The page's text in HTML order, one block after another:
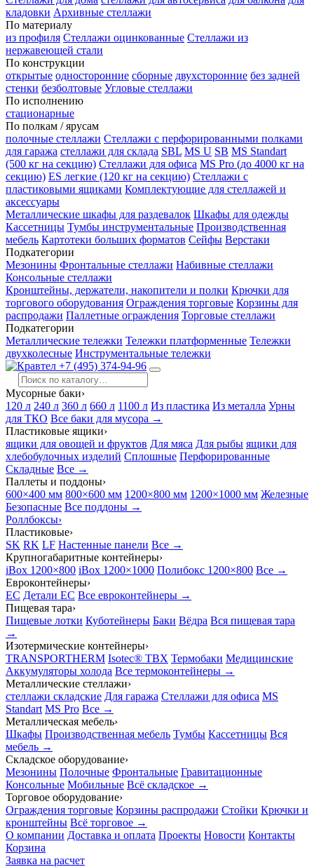
кладовки Архивные стеллажи
По материалу
из профиля Стеллажи оцинкованные Стеллажи из
нержавеющей стали
По конструкции
открытые односторонние сборные двухсторонние без задней
стенки безболтовые Угловые стеллажи
По исполнению
стационарные
По полкам / ярусам
полочные стеллажи Стеллажи с перфорированными полками
для гаража стеллажи для склада SBL MS U SB MS Standart
(500 кг на секцию) Стеллажи для офиса MS Pro (до 4000 кг на
секцию) ES легкие (120 кг на секцию) Стеллажи с
пластиковыми ящиками Комплектующие для стеллажей и
аксессуары
Металлические шкафы для раздевалок Шкафы для одежды
Кассетницы Тумбы инструментальные Производственная
мебель Картотеки больших форматов Сейфы Верстаки
Подкатегории
Мезонины Фронтальные стеллажи Набивные стеллажи
Консольные стеллажи
Кронштейны, держатели, накопители и полки Крючки для
торгового оборудования Ограждения торговые Корзины для
распродажи Паллетные ограждения Торговые стеллажи
Подкатегории
Металлические тележки Тележки платформенные Тележки
двухколесные Инструментальные тележки
+7 (495) 374-94-96
Мусорные баки›
120 л 240 л 360 л 660 л 1100 л Из пластика Из металла Урны
для ТКО Все баки для мусора →
Пластиковые ящики›
ящики для овощей и фруктов Для мяса Для рыбы ящики для
хлебобулочных изделий Сплошные Перфорированные
Складные Все →
Паллеты и поддоны›
600×400 мм 800×600 мм 1200×800 мм 1200×1000 мм Железные
Безопасные Все поддоны →
Роллбоксы›
Пластиковые›
SK RK LF Настенные панели Все →
Крупногабаритные контейнеры›
iBox 1200×800 iBox 1200×1000 Полибокс 1200×800 Все →
Евроконтейнеры›
EC Детали EC Все евроконтейнеры →
Пищевая тара›
Пищевые лотки Куботейнеры Баки Вёдра Вся пищевая тара
→
Изотермические контейнеры›
TRANSPORTHERM Isotec® TBX Термобаки Медицинские
Аккумуляторы холода Все термоконтейнеры →
Металлические стеллажи›
стеллажи складские Для гаража Стеллажи для офиса MS
Standart MS Pro Все →
Металлическая мебель›
Шкафы Производственная мебель Тумбы Кассетницы Вся
мебель →
Складское оборудование›
Мезонины Полочные Фронтальные Гравитационные
Консольные Мобильные Всё складское →
Торговое оборудование›
Ограждения торговые Корзины распродажи Стойки Крючки и
кронштейны Всё торговое →
О компании Доставка и оплата Проекты Новости Контакты
Корзина
Заявка на расчет